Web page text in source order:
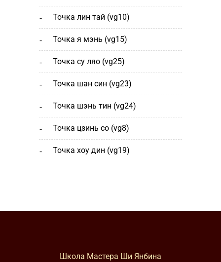
точка лин тай (vg10)
точка я мэнь (vg15)
точка су ляо (vg25)
точка шан cин (vg23)
точка шэнь тин (vg24)
точка цзинь со (vg8)
точка хоу дин (vg19)
Школа Мастера Ши Янбина